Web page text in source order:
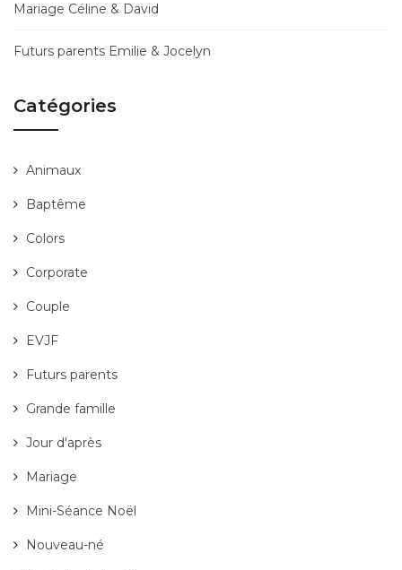
Mariage Céline & David
Futurs parents Emilie & Jocelyn
Catégories
Animaux
Baptême
Colors
Corporate
Couple
EVJF
Futurs parents
Grande famille
Jour d'après
Mariage
Mini-Séance Noël
Nouveau-né